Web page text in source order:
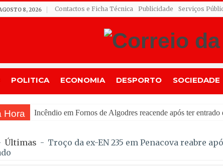
8, 2026 Contactos e Ficha Técnica Publicidade Serviços
POLITICA ECONOMIA DESPORTO SOCIEDADE
Hora IPMA prevê céu p
Últimas - Troço da ex-EN 235 em Penacova reabre